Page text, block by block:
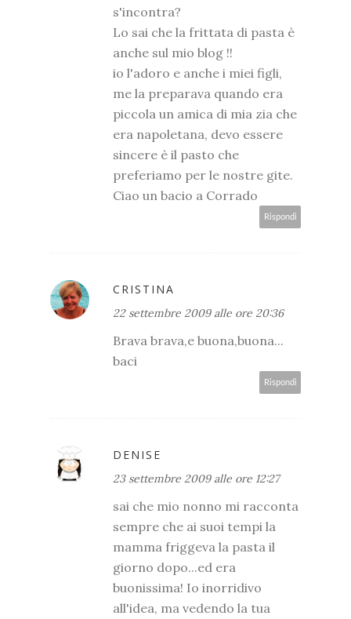
s'incontra?
Lo sai che la frittata di pasta è
anche sul mio blog !!
io l'adoro e anche i miei figli,
me la preparava quando era
piccola un amica di mia zia che
era napoletana, devo essere
sincere è il pasto che
preferiamo per le nostre gite.
Ciao un bacio a Corrado
Rispondi
CRISTINA
22 settembre 2009 alle ore 20:36
Brava brava,e buona,buona...
baci
Rispondi
DENISE
23 settembre 2009 alle ore 12:27
sai che mio nonno mi racconta
sempre che ai suoi tempi la
mamma friggeva la pasta il
giorno dopo...ed era
buonissima! Io inorridivo
all'idea, ma vedendo la tua